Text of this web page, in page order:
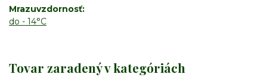
Mrazuvzdornosť
do - 14°C
Tovar zaradený v kategóriách